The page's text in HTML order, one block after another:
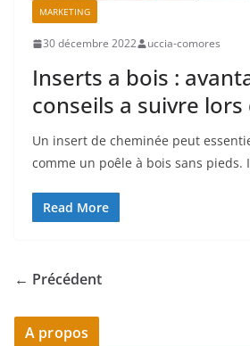
MARKETING
30 décembre 2022 uccia-comores
Inserts a bois :
conseils a suivre
Un insert de cheminée peut
comme un poêle à bois sans pieds.
Read More
← Précédent
A propos